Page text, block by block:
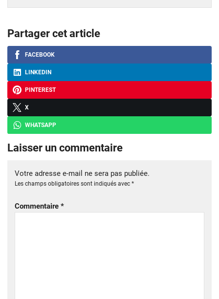
Partager cet article
FACEBOOK
LINKEDIN
PINTEREST
X
WHATSAPP
Laisser un commentaire
Votre adresse e-mail ne sera pas publiée.
Les champs obligatoires sont indiqués avec *
Commentaire *